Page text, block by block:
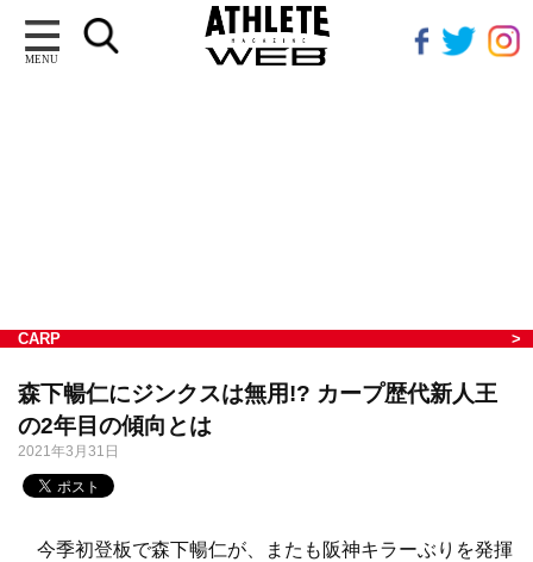
MENU
CARP
森下暢仁にジンクスは無用!? カープ歴代新人王
の2年目の傾向とは
2021年3月31日
今季初登板で森下暢仁が、またも阪神キラーぶりを発揮